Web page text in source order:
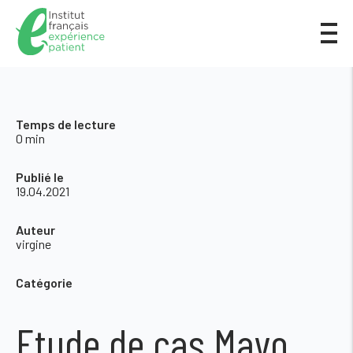
Temps de lecture
0 min
Publié le
19.04.2021
Auteur
virgine
Catégorie
Etude de cas Mayo